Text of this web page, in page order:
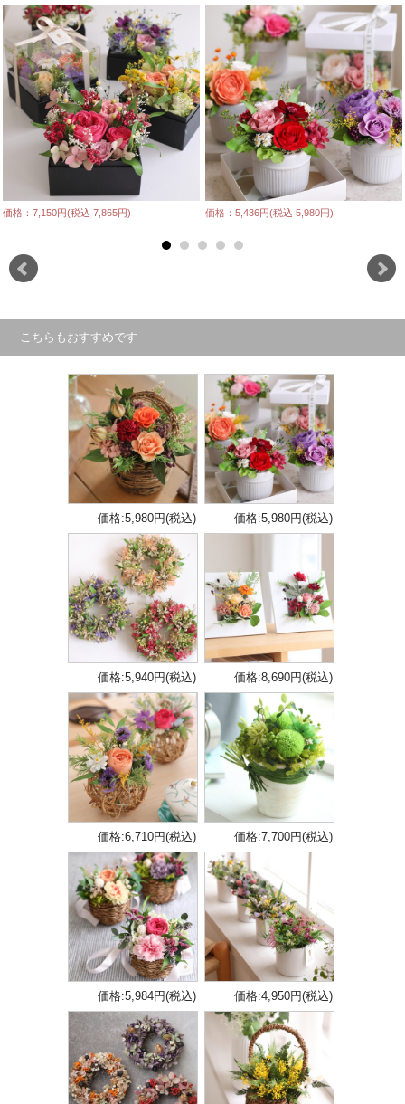
価格：7,150円(税込 7,865円) 価格：5,436円(税込 5,980円)
こちらもおすすめです
価格:5,980円(税込) 価格:5,980円(税込)
価格:5,940円(税込) 価格:8,690円(税込)
価格:6,710円(税込) 価格:7,700円(税込)
価格:5,984円(税込) 価格:4,950円(税込)